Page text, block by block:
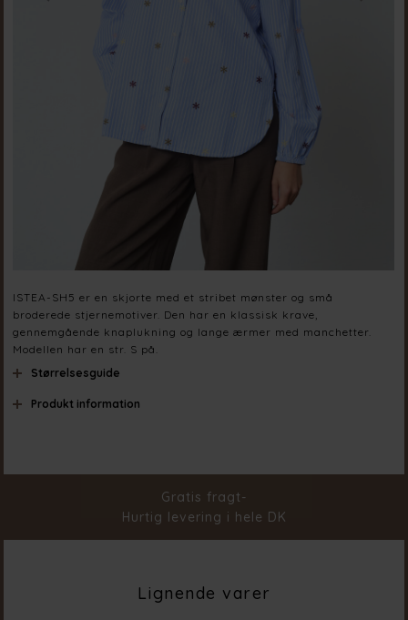
ISTEA-SH5 er en skjorte med et stribet mønster og små
broderede stjernemotiver. Den har en klassisk krave,
gennemgående knaplukning og lange ærmer med manchetter.
Modellen har en str. S på.
Størrelsesguide
Produkt information
Gratis fragt-
Hurtig levering i hele DK
Lignende varer